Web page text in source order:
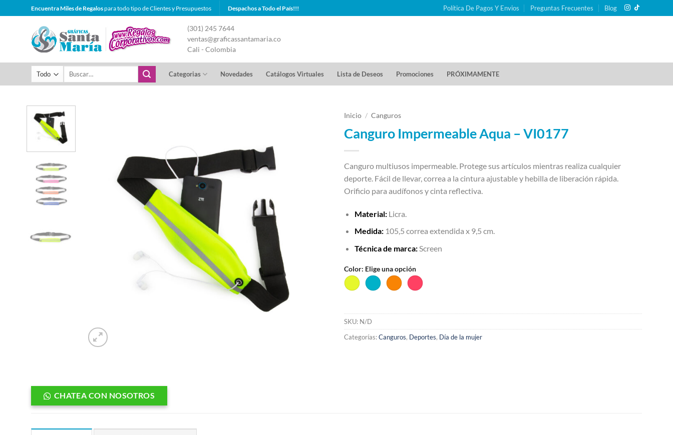
al
contenido
Encuentra Miles de Regalospara todo tipo de Clientes y Presupuestos Despachos a Todo el País!!! Política De Pagos Y Envios Preguntas Frecuentes Blog
(301) 245 7644
ventas@graficassantamaria.co
Cali - Colombia
Buscar
Categorias Novedades Catálogos Virtuales Lista de Deseos Promociones PRÓXIMAMENTE
Inicio / Canguros
Canguro Impermeable Aqua – VI0177
Canguro multiusos impermeable. Protege sus artículos mientras realiza cualquier
deporte. Fácil de llevar, correa a la cintura ajustable y hebilla de liberación rápida.
Orificio para audífonos y cinta reflectiva.
Material: Licra.
Medida: 105,5 correa extendida x 9,5 cm.
Técnica de marca:Screen
Color: Elige una opción
SKU: N/D
Categorías:Canguros, Deportes, Día de la mujer
CHATEA CON NOSOTROS